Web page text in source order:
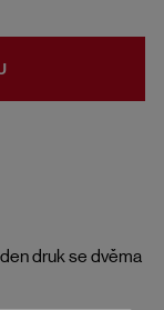
druk se dvěma